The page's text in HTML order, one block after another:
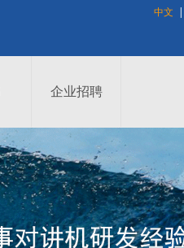
中文 |
企业招聘